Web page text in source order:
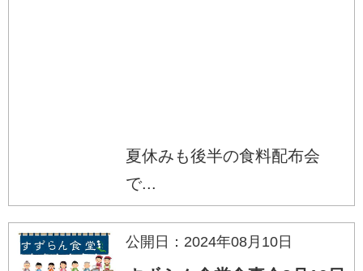
夏休みも後半の食料配布会
で...
公開日：2024年08月10日